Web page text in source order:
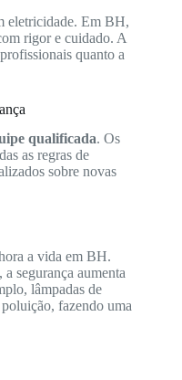
eletricidade. Em BH,
rigor e cuidado. A
quanto a
qualificada. Os
as regras de
sobre novas
a vida em BH.
a segurança aumenta
lâmpadas de
fazendo uma